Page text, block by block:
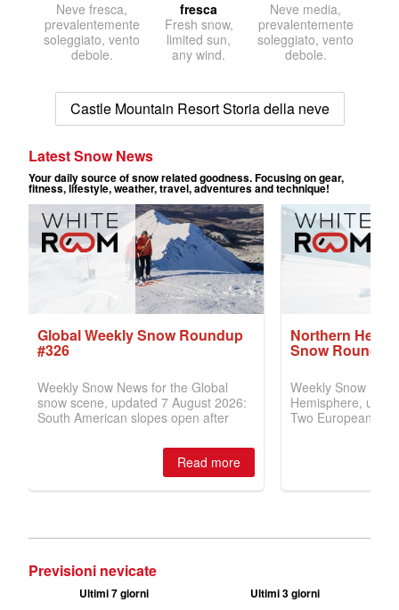
Neve fresca,
prevalentemente
soleggiato, vento
debole.
fresca
Fresh snow,
limited sun,
any wind.
Neve media,
prevalentemente
soleggiato, vento
debole.
Castle Mountain Resort Storia della neve
Previsioni nevicate
Ultimi 7 giorni Ultimi 3 giorni